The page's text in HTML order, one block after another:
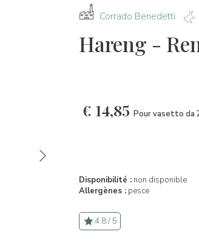
Corrado Benedetti
Hareng -
€ 14,85 Pour vasetto da
Disponibilité : non disponible
Allergènes : pesce
4.8 / 5